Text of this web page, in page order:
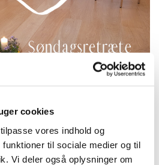
cookies
vores indhold og
til sociale medier og til
Vi deler også oplysninger om
2027, kl. 18:00 -